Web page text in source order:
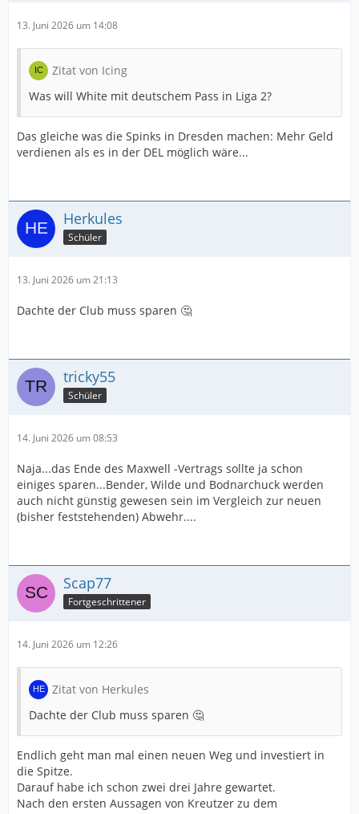
13. Juni 2026 um 14:08
Zitat von Icing
Was will White mit deutschem Pass in Liga 2?
Das gleiche was die Spinks in Dresden machen: Mehr Geld
verdienen als es in der DEL möglich wäre...
Herkules
Schüler
13. Juni 2026 um 21:13
Dachte der Club muss sparen 🤔
tricky55
Schüler
14. Juni 2026 um 08:53
Naja...das Ende des Maxwell -Vertrags sollte ja schon
einiges sparen...Bender, Wilde und Bodnarchuck werden
auch nicht günstig gewesen sein im Vergleich zur neuen
(bisher feststehenden) Abwehr....
Scap77
Fortgeschrittener
14. Juni 2026 um 12:26
Zitat von Herkules
Dachte der Club muss sparen 🤔
Endlich geht man mal einen neuen Weg und investiert in
die Spitze.
Darauf habe ich schon zwei drei Jahre gewartet.
Nach den ersten Aussagen von Kreutzer zu dem